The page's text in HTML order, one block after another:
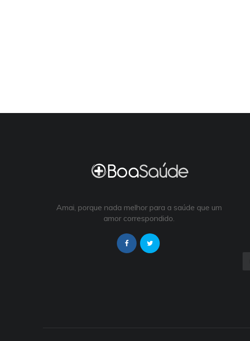
Amai, porque nada melhor para a saúde que um
amor correspondido.